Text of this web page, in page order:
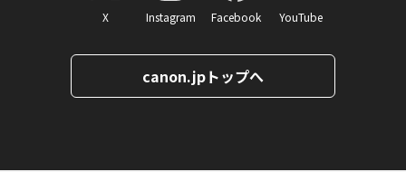
X Instagram Facebook YouTube
canon.jpトップへ